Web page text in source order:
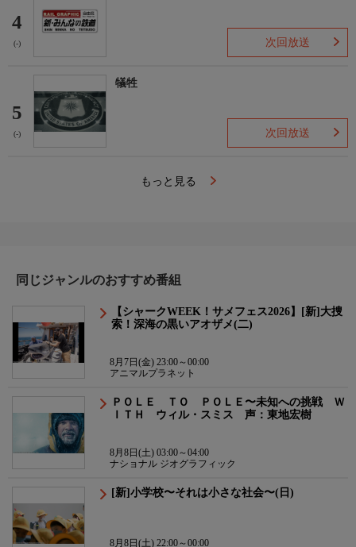
4
(-) 次回放送
5
(-)
犠牲
次回放送
もっと見る
同じジャンルのおすすめ番組
【シャークWEEK！サメフェス2026】[新]大捜
索！深海の黒いアオザメ(二)
8月7日(金) 23:00～00:00
アニマルプラネット
ＰＯＬＥ ＴＯ ＰＯＬＥ〜未知への挑戦 Ｗ
ＩＴＨ ウィル・スミス 声：東地宏樹
8月8日(土) 03:00～04:00
ナショナル ジオグラフィック
[新]小学校〜それは小さな社会〜(日)
8月8日(土) 22:00～00:00